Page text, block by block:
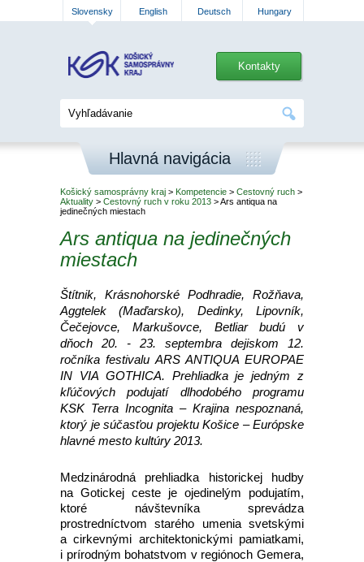
Slovensky English Deutsch Hungary
Kontakty
Hlavná navigácia
Košický samosprávny kraj > Kompetencie > Cestovný ruch >
Aktuality > Cestovný ruch v roku 2013 > Ars antiqua na
jedinečných miestach
Ars antiqua na jedinečných
miestach
Štítnik, Krásnohorské Podhradie, Rožňava,
Aggtelek (Maďarsko), Dedinky, Lipovník,
Čečejovce, Markušovce, Betliar budú v
dňoch 20. - 23. septembra dejiskom 12.
ročníka festivalu ARS ANTIQUA EUROPAE
IN VIA GOTHICA. Prehliadka je jedným z
kľúčových podujatí dlhodobého programu
KSK Terra Incognita – Krajina nespoznaná,
ktorý je súčasťou projektu Košice – Európske
hlavné mesto kultúry 2013.
Medzinárodná prehliadka historickej hudby
na Gotickej ceste je ojedinelým podujatím,
ktoré návštevníka sprevádza
prostredníctvom starého umenia svetskými
a cirkevnými architektonickými pamiatkami,
i prírodným bohatstvom v regiónoch Gemera,